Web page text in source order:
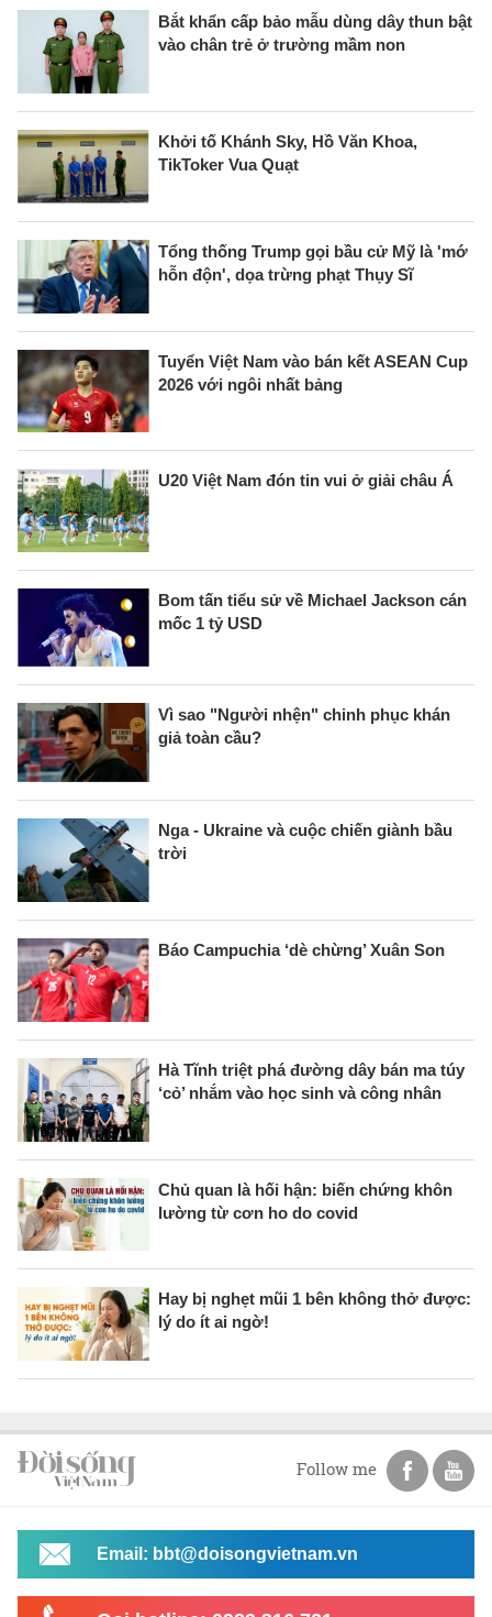
Bắt khẩn cấp bảo mẫu dùng dây thun bật
vào chân trẻ ở trường mầm non
Khởi tố Khánh Sky, Hồ Văn Khoa,
TikToker Vua Quạt
Tổng thống Trump gọi bầu cử Mỹ là 'mớ
hỗn độn', dọa trừng phạt Thụy Sĩ
Tuyển Việt Nam vào bán kết ASEAN Cup
2026 với ngôi nhất bảng
U20 Việt Nam đón tin vui ở giải châu Á
Bom tấn tiểu sử về Michael Jackson cán
mốc 1 tỷ USD
Vì sao "Người nhện" chinh phục khán
giả toàn cầu?
Nga - Ukraine và cuộc chiến giành bầu
trời
Báo Campuchia ‘dè chừng’ Xuân Son
Hà Tĩnh triệt phá đường dây bán ma túy
‘cỏ’ nhắm vào học sinh và công nhân
Chủ quan là hối hận: biến chứng khôn
lường từ cơn ho do covid
Hay bị nghẹt mũi 1 bên không thở được:
lý do ít ai ngờ!
Follow me
Email: bbt@doisongvietnam.vn